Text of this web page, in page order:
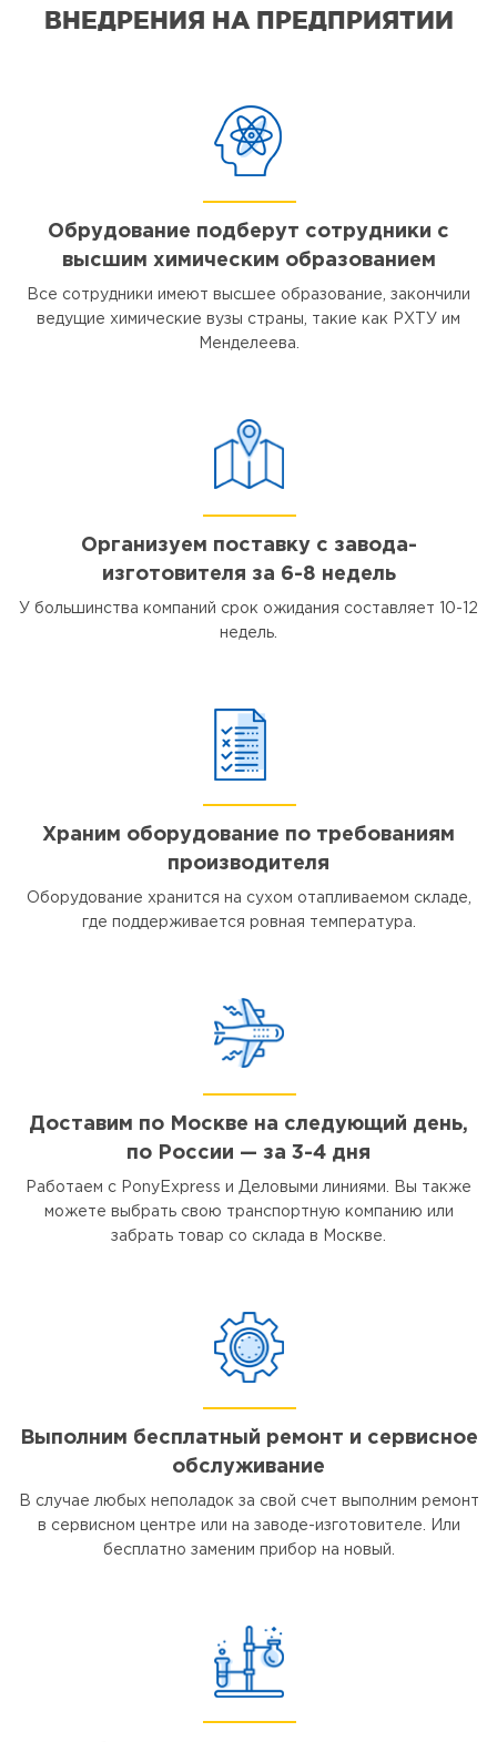
ВНЕДРЕНИЯ НА ПРЕДПРИЯТИИ
Обрудование подберут сотрудники с
высшим химическим образованием
Все сотрудники имеют высшее образование, закончили
ведущие химические вузы страны, такие как РХТУ им
Менделеева.
Организуем поставку с завода-
изготовителя за 6-8 недель
У большинства компаний срок ожидания составляет 10-12
недель.
Храним оборудование по требованиям
производителя
Оборудование хранится на сухом отапливаемом складе,
где поддерживается ровная температура.
Доставим по Москве на следующий день,
по России — за 3-4 дня
Работаем с PonyExpress и Деловыми линиями. Вы также
можете выбрать свою транспортную компанию или
забрать товар со склада в Москве.
Выполним бесплатный ремонт и сервисное
обслуживание
В случае любых неполадок за свой счет выполним ремонт
в сервисном центре или на заводе-изготовителе. Или
бесплатно заменим прибор на новый.